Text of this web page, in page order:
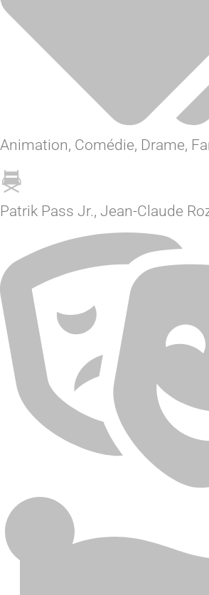
Animation, Comédie, Drame,
Patrik Pass Jr., Jean-Claude